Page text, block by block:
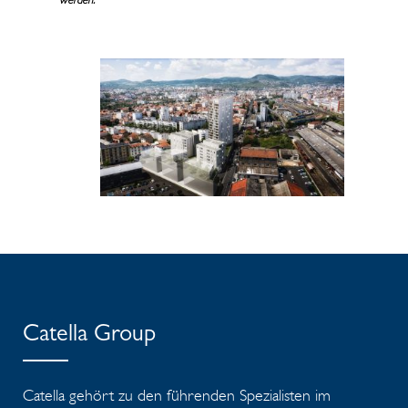
Catella Group
Catella gehört zu den führenden Spezialisten im